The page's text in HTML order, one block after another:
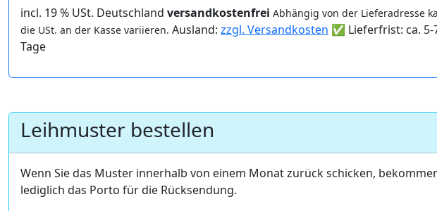
incl. 19 % USt. Deutschland versandkostenfrei Abhängig von der Lieferadresse
die USt. an der Kasse variieren. Ausland: zzgl. Versandkosten ✅ Lieferfrist: ca. 5-
Tage
Leihmuster bestellen
Wenn Sie das Muster innerhalb von einem Monat zurück schicken,
lediglich das Porto für die Rücksendung.